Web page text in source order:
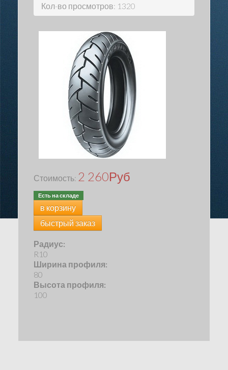
Кол-во просмотров: 1320
Стоимость: 2 260Руб
Есть на складе
в корзину
быстрый заказ
Радиус:
R10
Ширина профиля:
80
Высота профиля:
100